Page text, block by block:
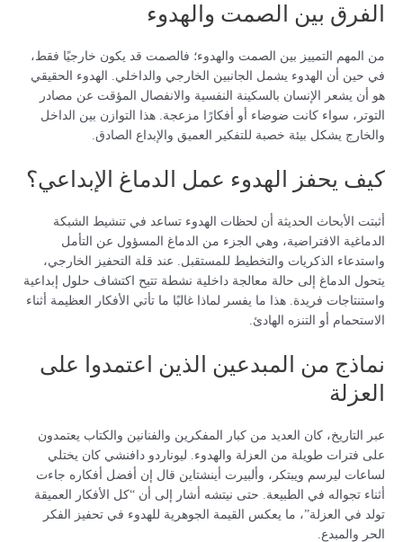
الفرق بين الصمت والهدوء
من المهم التمييز بين الصمت والهدوء؛ فالصمت قد يكون خارجيًا فقط،
في حين أن الهدوء يشمل الجانبين الخارجي والداخلي. الهدوء الحقيقي
هو أن يشعر الإنسان بالسكينة النفسية والانفصال المؤقت عن مصادر
التوتر، سواء كانت ضوضاء أو أفكارًا مزعجة. هذا التوازن بين الداخل
والخارج يشكل بيئة خصبة للتفكير العميق والإبداع الصادق.
كيف يحفز الهدوء عمل الدماغ الإبداعي؟
أثبتت الأبحاث الحديثة أن لحظات الهدوء تساعد في تنشيط الشبكة
الدماغية الافتراضية، وهي الجزء من الدماغ المسؤول عن التأمل
واستدعاء الذكريات والتخطيط للمستقبل. عند قلة التحفيز الخارجي،
يتحول الدماغ إلى حالة معالجة داخلية نشطة تتيح اكتشاف حلول إبداعية
واستنتاجات فريدة. هذا ما يفسر لماذا غالبًا ما تأتي الأفكار العظيمة أثناء
الاستحمام أو التنزه الهادئ.
نماذج من المبدعين الذين اعتمدوا على
العزلة
عبر التاريخ، كان العديد من كبار المفكرين والفنانين والكتاب يعتمدون
على فترات طويلة من العزلة والهدوء. ليوناردو دافنشي كان يختلي
لساعات ليرسم ويبتكر، وألبيرت أينشتاين قال إن أفضل أفكاره جاءت
أثناء تجواله في الطبيعة. حتى نيتشه أشار إلى أن “كل الأفكار العميقة
تولد في العزلة”، ما يعكس القيمة الجوهرية للهدوء في تحفيز الفكر
الحر والمبدع.